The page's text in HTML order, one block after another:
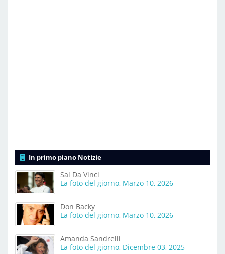
In primo piano Notizie
Sal Da Vinci
La foto del giorno, Marzo 10, 2026
Don Backy
La foto del giorno, Marzo 10, 2026
Amanda Sandrelli
La foto del giorno, Dicembre 03, 2025